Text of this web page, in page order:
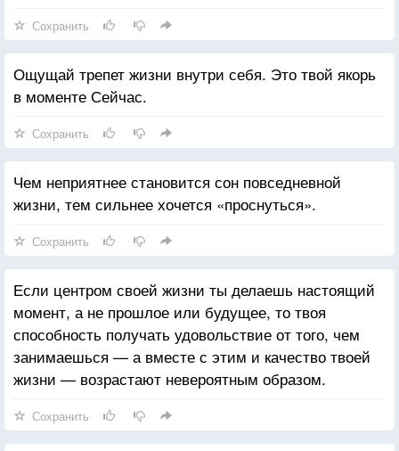
удовлетворение.
Сохранить
Ощущай трепет жизни внутри себя. Это твой якорь
в моменте Сейчас.
Сохранить
Чем неприятнее становится сон повседневной
жизни, тем сильнее хочется «проснуться».
Сохранить
Если центром своей жизни ты делаешь настоящий
момент, а не прошлое или будущее, то твоя
способность получать удовольствие от того, чем
занимаешься — а вместе с этим и качество твоей
жизни — возрастают невероятным образом.
Сохранить